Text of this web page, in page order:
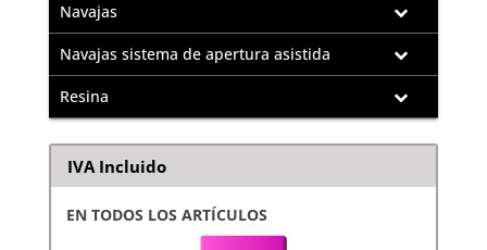
Navajas
Navajas sistema de apertura asistida
Resina
IVA Incluido
EN TODOS LOS ARTÍCULOS